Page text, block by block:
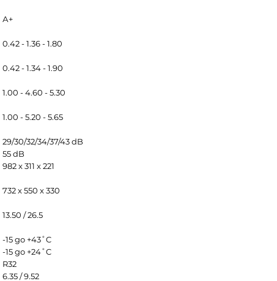
А+
0.42 - 1.36 - 1.80
0.42 - 1.34 - 1.90
1.00 - 4.60 - 5.30
1.00 - 5.20 - 5.65
29/30/32/34/37/43 dB
55 dB
982 x 311 x 221
732 x 550 x 330
13.50 / 26.5
-15 до +43˚C
-15 до +24˚C
R32
6.35 / 9.52